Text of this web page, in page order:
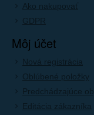
Ako nakupovať
GDPR
Môj účet
Nová registrácia
Oblúbené položky
Predchádzajúce
Editácia zákazníka